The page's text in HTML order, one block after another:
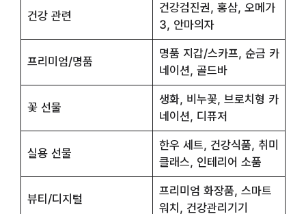
건강 관련
건강검진권, 홍삼, 오메가
3, 안마의자
프리미엄/명품
명품 지갑/스카프, 순금 카
네이션, 골드바
꽃 선물
생화, 비누꽃, 브로치형 카
네이션, 디퓨저
실용 선물
한우 세트, 건강식품, 취미
클래스, 인테리어 소품
뷰티/디지털
프리미엄 화장품, 스마트
워치, 건강관리기기